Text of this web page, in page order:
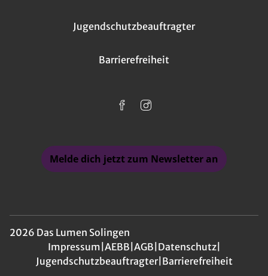
Jugendschutzbeauftragter
Barrierefreiheit
Melde dich jetzt zum Newsletter an
2026 Das Lumen Solingen
Impressum AEBB AGB Datenschutz|
Jugendschutzbeauftragter| Barrierefreiheit